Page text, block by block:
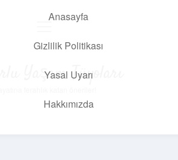
Anasayfa
Gizlilik Politikası
Yasal Uyarı
Hakkımızda
Yaşam Tüyoları